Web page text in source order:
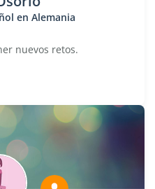
en Alemania
nuevos retos.